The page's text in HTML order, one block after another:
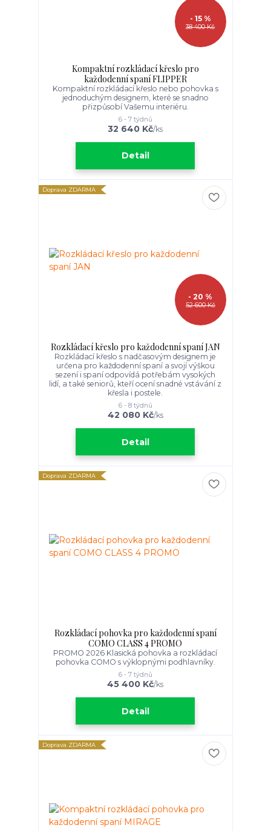
38 400 Kč
- 15 %
Kompaktní rozkládací křeslo pro
každodenní spaní FLIPPER
Kompaktní rozkládací křeslo nebo pohovka s
jednoduchým designem, které se snadno
přizpůsobí Vašemu interiéru.
32 640 Kč/ks
6 - 7 týdnů
Detail
Doprava ZDARMA
52 600 Kč
- 20 %
Rozkládací křeslo pro každodenní spaní JAN
Rozkládací křeslo s nadčasovým designem je
určena pro každodenní spaní a svojí výškou
sezení i spaní odpovídá potřebám vysokých
lidí, a také seniorů, kteří ocení snadné vstávání z
křesla i postele.
42 080 Kč/ks
6 - 8 týdnů
Detail
Doprava ZDARMA
Rozkládací pohovka pro každodenní spaní
COMO CLASS 4 PROMO
PROMO 2026 Klasická pohovka a rozkládací
pohovka COMO s výklopnými podhlavníky.
45 400 Kč/ks
6 - 7 týdnů
Detail
Doprava ZDARMA